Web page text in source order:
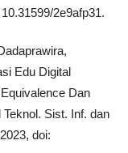
2e9afp31.
Edu Digital
Dan
Sist. Inf. dan
doi: